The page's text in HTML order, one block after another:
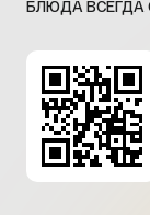
БЛЮДА ВСЕГДА